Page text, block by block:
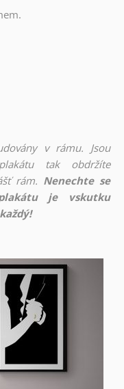
v rámu. Jsou
tak obdržíte
rám. Nenechte se
je vskutku